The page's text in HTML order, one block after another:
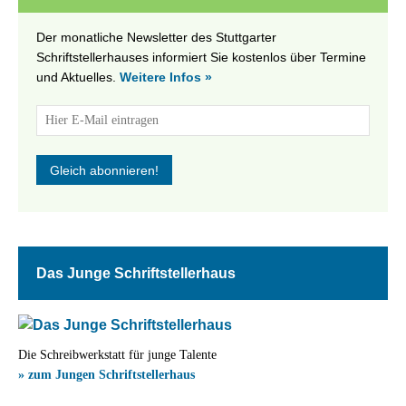
Der monatliche Newsletter des Stuttgarter
Schriftstellerhauses informiert Sie kostenlos über Termine
und Aktuelles. Weitere Infos »
Das Junge Schriftstellerhaus
Die Schreibwerkstatt für junge Talente
» zum Jungen Schriftstellerhaus